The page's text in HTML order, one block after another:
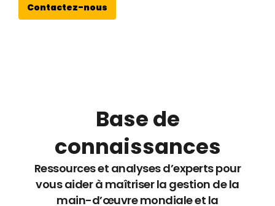
Contactez-nous
Base de
connaissances
Ressources et analyses d’experts pour
vous aider à maîtriser la gestion de la
main-d’œuvre mondiale et la